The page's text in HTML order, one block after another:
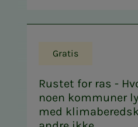
Gratis
Rustet for ras -
noen kommuner
med